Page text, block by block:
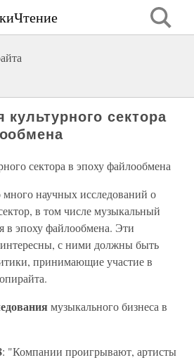
культурного сектора
сектора в эпоху файлообмена
научных исследований о
в том числе музыкальный
в эпоху файлообмена. Эти
интересны, с ними должны быть
принимающие участие в
музыкального бизнеса в
: "Компании проигрывают, артисты